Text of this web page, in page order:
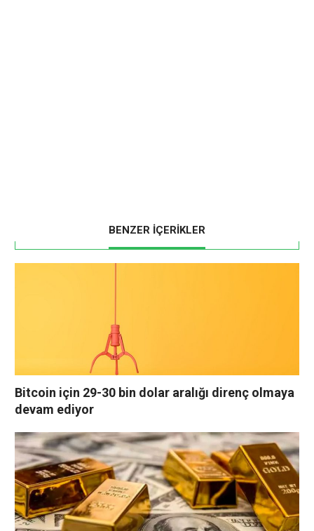
BENZER İÇERİKLER
Bitcoin için 29-30 bin dolar aralığı direnç olmaya
devam ediyor